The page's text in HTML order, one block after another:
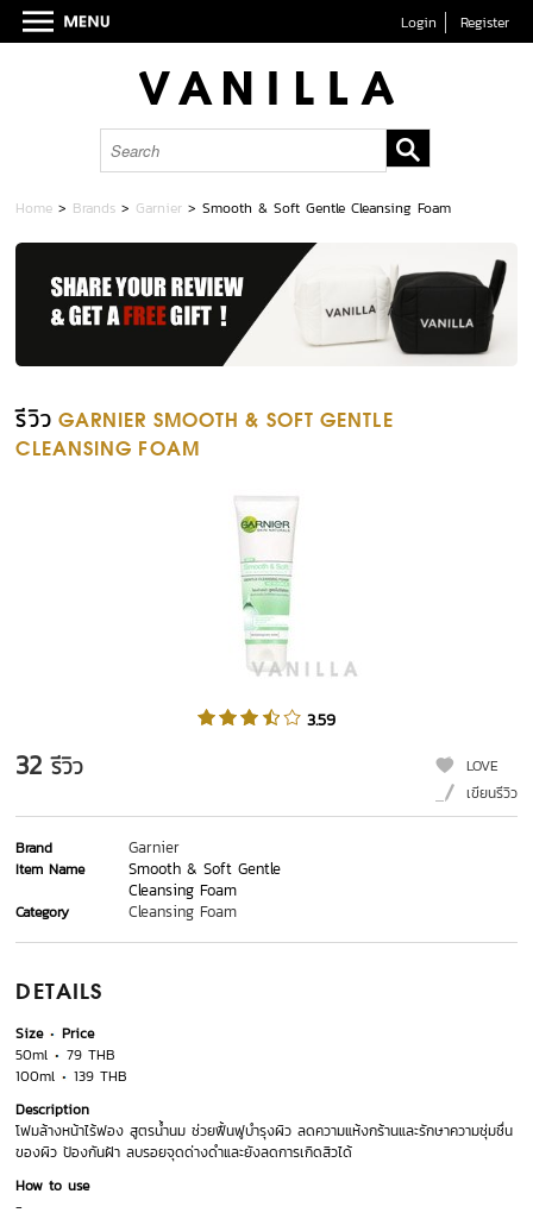
Login Register
Home > Brands > Garnier >Smooth & Soft Gentle Cleansing Foam
รีวิว GARNIER SMOOTH & SOFT GENTLE
CLEANSING FOAM
3.59
32 รีวิว
LOVE
เขียนรีวิว
Brand Garnier
Item Name
Smooth & Soft Gentle
Cleansing Foam
Category Cleansing Foam
DETAILS
Size
Price
50ml
79 THB
100ml
139 THB
Description
โฟมล้างหน้าไร้ฟอง สูตรน้ำนม ช่วยฟื้นฟูบำรุงผิว ลดความแห้งกร้านและรักษาความชุ่มชื่น
ของผิว ป้องกันฝ้า ลบรอยจุดด่างดำและยังลดการเกิดสิวได้
How to use
-